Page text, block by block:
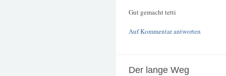
Gut gemacht tetti
Auf Kommentar antworten
Der lange Weg